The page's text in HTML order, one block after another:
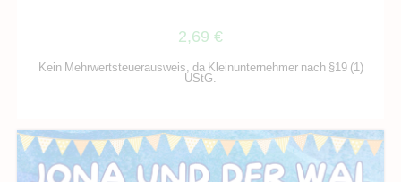
2,69 €
Kein Mehrwertsteuerausweis, da Kleinunternehmer nach §19 (1)
UStG.